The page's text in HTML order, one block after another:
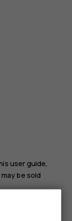
user guide,
be sold
ามรหัสความ